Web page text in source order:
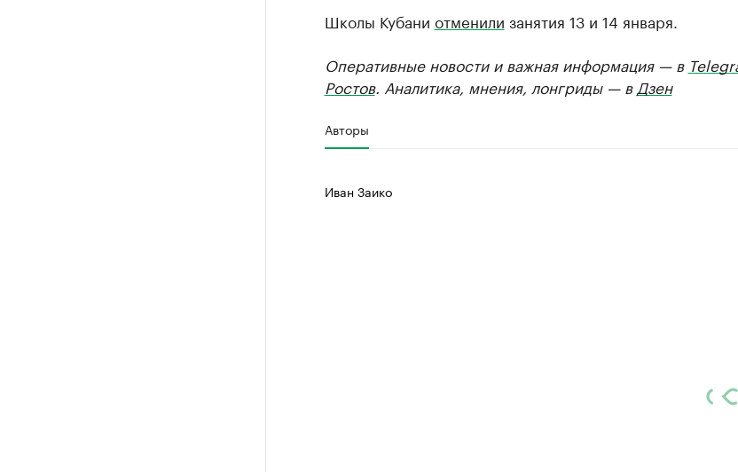
Школы Кубани отменили занятия 13 и 14 января.
Оперативные новости и важная информация — в
Ростов. Аналитика, мнения, лонгриды — в Дзен
Авторы
Иван Заико